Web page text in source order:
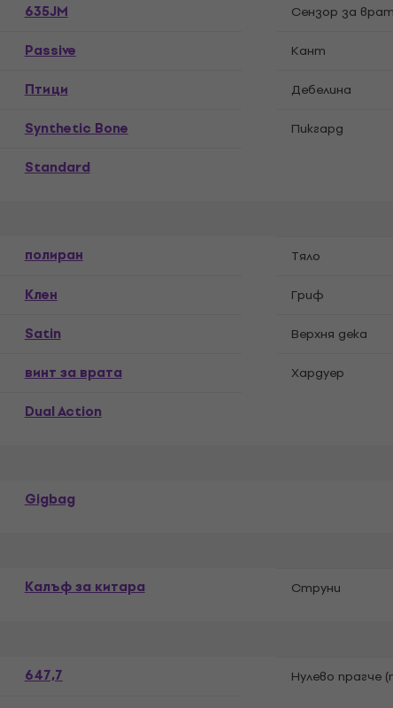
635JM Cензор за
Passive Кант
Птици Дебелина
Synthetic Bone Пикгард
Standard
полиран Tяло
Kлен Гриф
Satin Верхня дека
винт за врата Хардуер
Dual Action
Gigbag
Калъф за китара Струни
647,7 Нулево прагче